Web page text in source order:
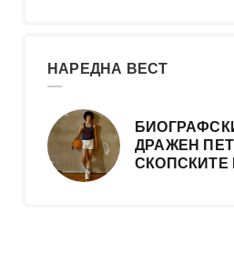
НАРЕДНА ВЕСТ
ДРАЖЕН
СКОПСКИТЕ